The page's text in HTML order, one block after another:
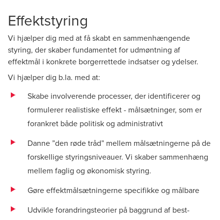
Effektstyring
Vi hjælper dig med at få skabt en sammenhængende
styring, der skaber fundamentet for udmøntning af
effektmål i konkrete borgerrettede indsatser og ydelser.
Vi hjælper dig b.la. med at:
Skabe involverende processer, der identificerer og
formulerer realistiske effekt - målsætninger, som er
forankret både politisk og administrativt
Danne ”den røde tråd” mellem målsætningerne på de
forskellige styringsniveauer. Vi skaber sammenhæng
mellem faglig og økonomisk styring.
Gøre effektmålsætningerne specifikke og målbare
Udvikle forandringsteorier på baggrund af best-